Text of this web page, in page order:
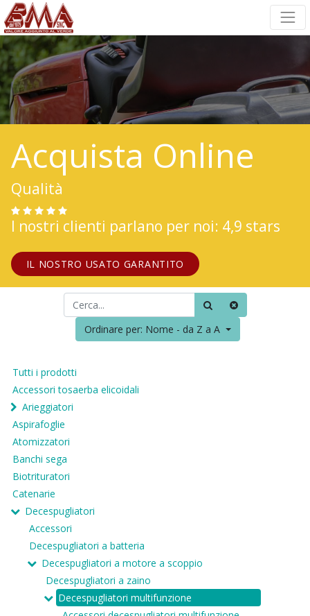
Acquista Online
Qualità
I nostri clienti parlano per noi: 4,9 stars
IL NOSTRO USATO GARANTITO
Ordinare per: Nome - da Z a A
Tutti i prodotti
Accessori tosaerba elicoidali
Arieggiatori
Aspirafoglie
Atomizzatori
Banchi sega
Biotrituratori
Catenarie
Decespugliatori
Accessori
Decespugliatori a batteria
Decespugliatori a motore a scoppio
Decespugliatori a zaino
Decespugliatori multifunzione